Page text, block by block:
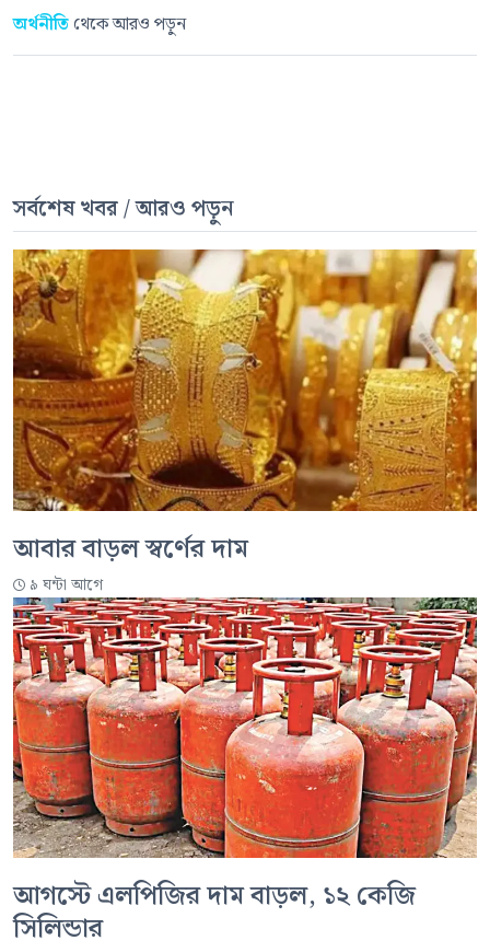
অর্থনীতি থেকে আরও পড়ুন
সর্বশেষ খবর / আরও পড়ুন
আবার বাড়ল স্বর্ণের দাম
৯ ঘন্টা আগে
আগস্টে এলপিজির দাম বাড়ল, ১২ কেজি
সিলিন্ডার